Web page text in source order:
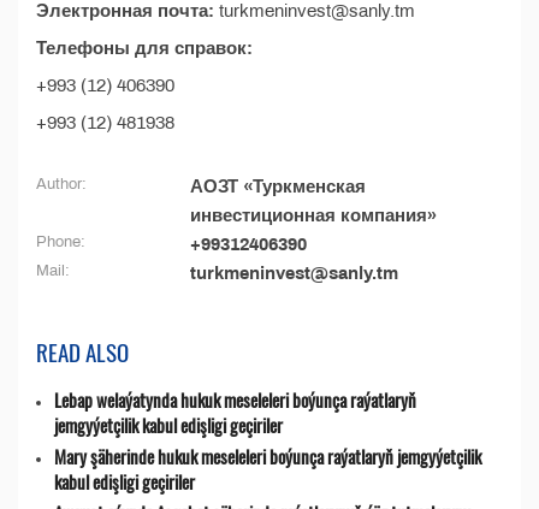
Электронная почта: turkmeninvest@sanly.tm
Телефоны для справок:
+993 (12) 406390
+993 (12) 481938
Author:
АОЗТ «Туркменская
инвестиционная компания»
Phone: +99312406390
Mail: turkmeninvest@sanly.tm
READ ALSO
Lebap welaýatynda hukuk meseleleri boýunça raýatlaryň
jemgyýetçilik kabul edişligi geçiriler
Mary şäherinde hukuk meseleleri boýunça raýatlaryň jemgyýetçilik
kabul edişligi geçiriler